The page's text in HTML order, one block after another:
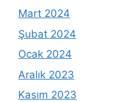
Mart 2024
Şubat 2024
Ocak 2024
Aralık 2023
Kasım 2023